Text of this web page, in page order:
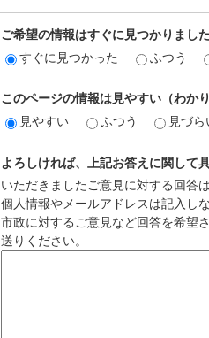
ご希望の情報はすぐに見つかりまし
すぐに見つかった
ふつう
このページの情報は見やすい（わか
見やすい
ふつう 見づら
よろしければ、上記お答えに関して
いただきましたご意見に対する回答
個人情報やメールアドレスは記入し
市政に対するご意見など回答を希望
送りください。